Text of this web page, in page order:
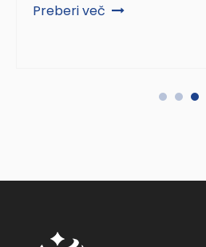
plast. Stroj za pihano folijo
Preberi več